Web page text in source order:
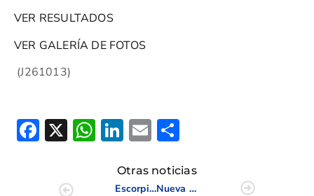
VER RESULTADOS
VER GALERÍA DE FOTOS
(J261013)
Facebook
X WhatsApp
LinkedIn
Email
Otras noticias
Escorpión se hace con el Campeonato Interclubes Senior de la CV en Villaitana
Nueva concentración de Profesionales de la CV en Panorámica Golf